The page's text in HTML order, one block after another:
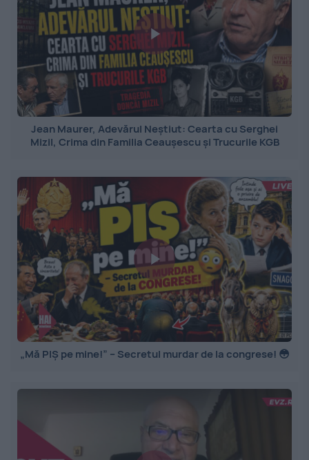
Jean Maurer, Adevărul Neștiut: Cearta cu Serghei
Mizil, Crima din Familia Ceaușescu și Trucurile KGB
„Mă PIȘ pe mine!” – Secretul murdar de la congrese! 😳